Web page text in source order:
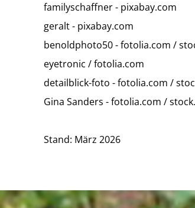
familyschaffner - pixabay.com
geralt - pixabay.com
benoldphoto50 - fotolia.com /
eyetronic / fotolia.com
detailblick-foto - fotolia.com /
Gina Sanders - fotolia.com /
Stand: März 2026